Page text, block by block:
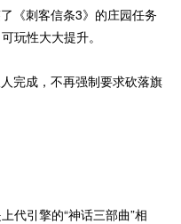
《刺客信条3》的庄园任务
玩性大大提升。
完成，不再强制要求砍落旗
代引擎的“神话三部曲”相